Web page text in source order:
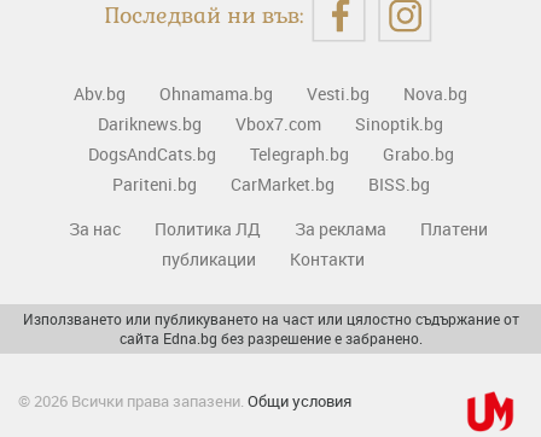
Последвай ни във:
Abv.bg Ohnamama.bg Vesti.bg
Nova.bg
Dariknews.bg
Vbox7.com
Sinoptik.bg
DogsAndCats.bg
Telegraph.bg
Grabo.bg
Pariteni.bg
CarMarket.bg
BISS.bg
За нас
Политика ЛД За реклама
Платени
публикации
Контакти
Използването или публикуването на част или цялостно съдържание от
сайта Edna.bg без разрешение е забранено.
© 2026 Всички права запазени. Общи условия